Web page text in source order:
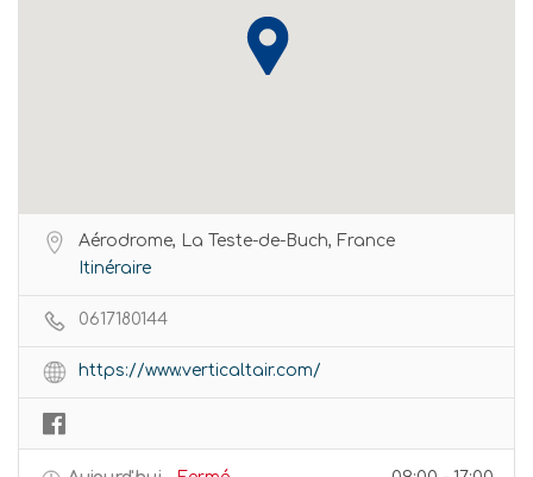
Aérodrome, La Teste-de-Buch, France
Itinéraire
0617180144
https://www.verticaltair.com/